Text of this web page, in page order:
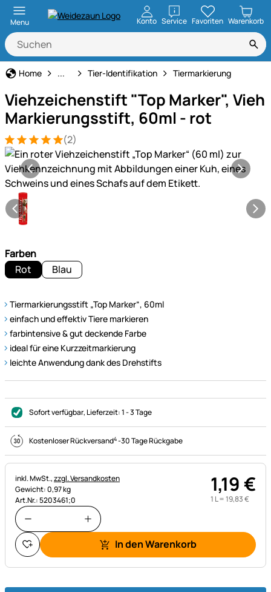
Menu Konto ServiceöffnenFavoriten Warenkorb
Home Tierbedarf
... Tier-Identifikation Tiermarkierung
Viehzeichenstift "Top Marker", Vieh
Markierungsstift, 60ml - rot
Bewertung: 5 von 5 (2 Bewertungen)
2 Bewertungen
(2)
Produktgalerie
Farben
Rot
Blau
Tiermarkierungsstift „Top Marker“, 60ml
einfach und effektiv Tiere markieren
farbintensive & gut deckende Farbe
ideal für eine Kurzzeitmarkierung
leichte Anwendung dank des Drehstifts
Sofort verfügbar, Lieferzeit:1 - 3 Tage
Kostenloser Rückversand4-30 Tage Rückgabe
Steuerhinweis:
inkl. MwSt.,zzgl. Versandkosten
Gewicht: 0,97 kg
Art.Nr.: 5203461;0
1,19€
1 L =19,83€
In den Warenkorb